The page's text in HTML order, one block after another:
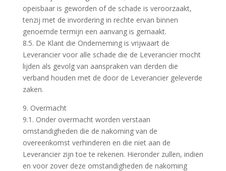
opeisbaar is geworden of de schade is veroorzaakt,
tenzij met de invordering in rechte ervan binnen
genoemde termijn een aanvang is gemaakt.
8.5. De Klant die Onderneming is vrijwaart de
Leverancier voor alle schade die de Leverancier mocht
lijden als gevolg van aanspraken van derden die
verband houden met de door de Leverancier geleverde
zaken.
9. Overmacht
9.1. Onder overmacht worden verstaan
omstandigheden die de nakoming van de
overeenkomst verhinderen en die niet aan de
Leverancier zijn toe te rekenen. Hieronder zullen, indien
en voor zover deze omstandigheden de nakoming